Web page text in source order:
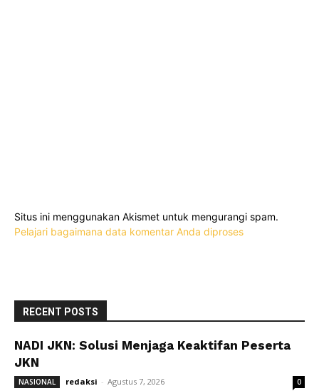
Situs ini menggunakan Akismet untuk mengurangi spam.
Pelajari bagaimana data komentar Anda diproses
RECENT POSTS
NADI JKN: Solusi Menjaga Keaktifan Peserta
JKN
NASIONAL redaksi - Agustus 7, 2026 0